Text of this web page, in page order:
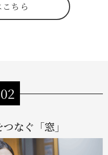
ちら
02
なぐ「窓」